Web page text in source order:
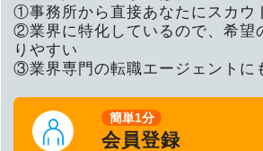
①事務所から直接あなたにスカウ
②業界に特化しているので、希望
りやすい
③業界専門の転職エージェントに
簡単1分
会員登録